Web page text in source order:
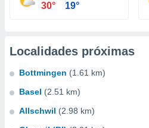
30° 19°
Localidades próximas
Bottmingen (1.61 km)
Basel (2.51 km)
Allschwil (2.98 km)